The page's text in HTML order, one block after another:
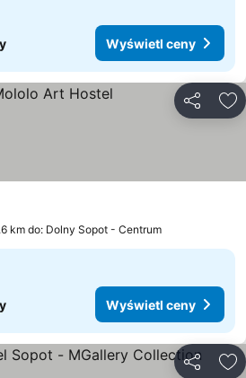
Wyświetl ceny
km do: Dolny Sopot - Centrum
Wyświetl ceny